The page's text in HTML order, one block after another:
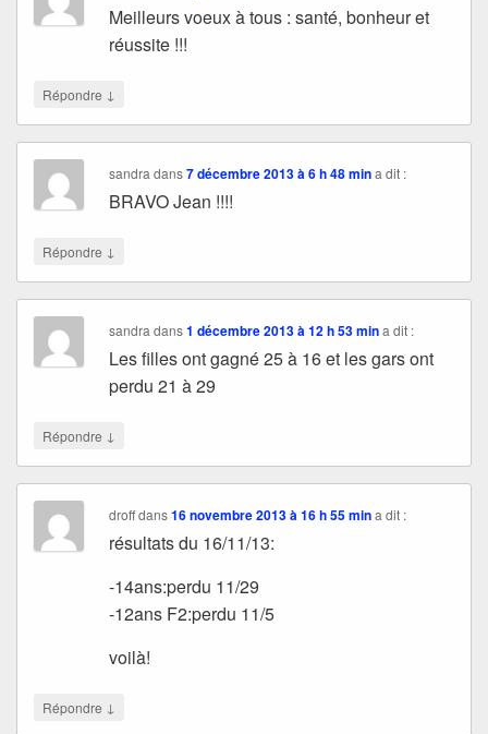
Meilleurs voeux à tous : santé, bonheur et
réussite !!!
Répondre ↓
sandra dans7 décembre 2013 à 6 h 48 min a dit :
BRAVO Jean !!!!
Répondre ↓
sandra dans1 décembre 2013 à 12 h 53 min a dit :
Les filles ont gagné 25 à 16 et les gars ont
perdu 21 à 29
Répondre ↓
droffdans16 novembre 2013 à 16 h 55 min a dit :
résultats du 16/11/13:
-14ans:perdu 11/29
-12ans F2:perdu 11/5
voilà!
Répondre ↓